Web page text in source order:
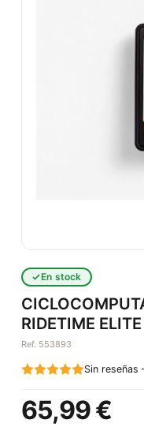
En stock
RIDETIME ELITE
Ref. 553893
Sin reseñas
65,99 €